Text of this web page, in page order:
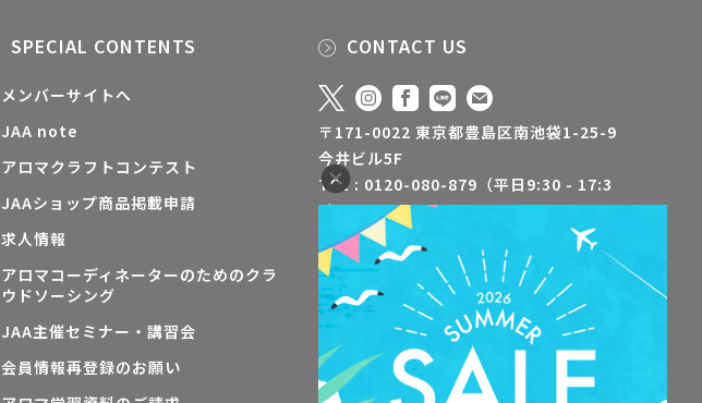
SPECIAL CONTENTS
メンバーサイトへ
JAA note
アロマクラフトコンテスト
JAAショップ商品掲載申請
求人情報
アロマコーディネーターのためのクラ
ウドソーシング
JAA主催セミナー・講習会
会員情報再登録のお願い
CONTACT US
〒171-0022 東京都豊島区南池袋1-25-9
今井ビル5F
TEL : 0120-080-879（平日9:30 - 17:3
0）
FAX : 03-5928-3500
info@jaa-aroma.or.jp